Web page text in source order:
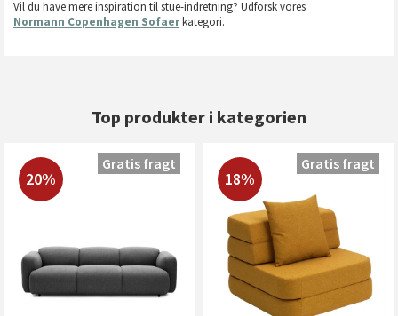
Vil du have mere inspiration til stue-indretning? Udforsk vores
Normann Copenhagen Sofaerkategori.
Top produkter i kategorien
20%
Gratis fragt
18%
Gratis fragt